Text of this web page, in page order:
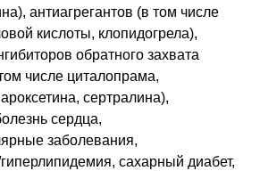
антиагрегантов (в том числе
кислоты, клопидогрела),
обратного захвата
числе циталопрама,
сертралина),
сердца,
заболевания,
сахарный диабет,